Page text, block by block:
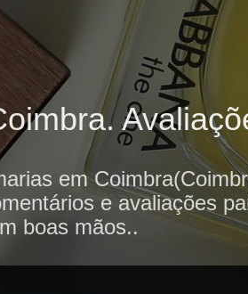
em
e avaliações
boas mãos..